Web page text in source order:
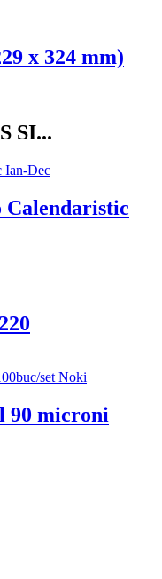
x 324 mm)
SI...
Calendaristic
90 microni